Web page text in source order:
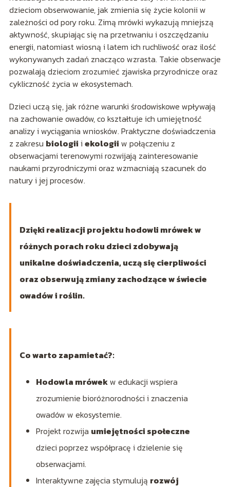
dzieciom obserwowanie, jak zmienia się życie kolonii w
zależności od pory roku. Zimą mrówki wykazują mniejszą
aktywność, skupiając się na przetrwaniu i oszczędzaniu
energii, natomiast wiosną i latem ich ruchliwość oraz ilość
wykonywanych zadań znacząco wzrasta. Takie obserwacje
pozwalają dzieciom zrozumieć zjawiska przyrodnicze oraz
cykliczność życia w ekosystemach.
Dzieci uczą się, jak różne warunki środowiskowe wpływają
na zachowanie owadów, co kształtuje ich umiejętność
analizy i wyciągania wniosków. Praktyczne doświadczenia
z zakresu biologii i ekologii w połączeniu z
obserwacjami terenowymi rozwijają zainteresowanie
naukami przyrodniczymi oraz wzmacniają szacunek do
natury i jej procesów.
Dzięki realizacji projektu hodowli mrówek w
różnych porach roku dzieci zdobywają
unikalne doświadczenia, uczą się cierpliwości
oraz obserwują zmiany zachodzące w świecie
owadów i roślin.
Co warto zapamietać?:
Hodowla mrówekw edukacji wspiera
zrozumienie bioróżnorodności i znaczenia
owadów w ekosystemie.
Projekt rozwija umiejętności społeczne
dzieci poprzez współpracę i dzielenie się
obserwacjami.
Interaktywne zajęcia stymulują rozwój